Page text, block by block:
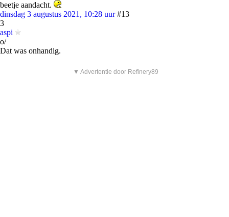
beetje aandacht.
dinsdag 3 augustus 2021, 10:28 uur #13
3
aspi
o/
Dat was onhandig.
▼ Advertentie door Refinery89